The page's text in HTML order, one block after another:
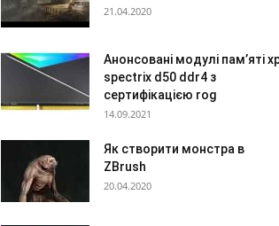
21.04.2020
Анонсовані модулі пам’яті
spectrix d50 ddr4 з
сертифікацією rog
14.09.2021
Як створити монстра в
ZBrush
20.04.2020